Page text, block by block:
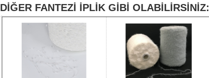
DİĞER FANTEZİ İPLİK GİBİ OLABİLİRSİNİZ: